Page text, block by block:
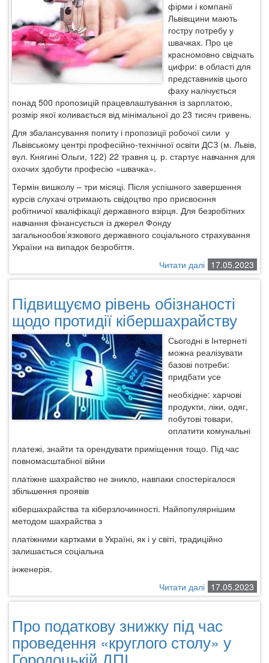
фірми і компанії
Львівщини мають
гостру потребу у
швачках. Про це
красномовно свідчать
цифри: в області для
представників цього
фаху налічується
понад 500 пропозицій працевлаштування із зарплатою,
розмір якої коливається від мінімальної до 23 тисяч гривень.
Для збалансування попиту і пропозиції робочої сили у
Львівському центрі професійно-технічної освіти ДСЗ (м. Львів,
вул. Княгині Ольги, 122) 22 травня ц. р. стартує навчання для
охочих здобути професію «швачка».
Термін вишколу – три місяці. Після успішного завершення
курсів слухачі отримають свідоцтво про присвоєння
робітничої кваліфікації державного взірця. Для безробітних
навчання фінансується із джерел Фонду
загальнообов’язкового державного соціального страхування
України на випадок безробіття.
17.05.2023
Читати далі про
У
ЦПТО
ДСЗ
стартує
навчання
за
професією
«швачка»
Підвищуємо рівень обізнаності
щодо протидії кібершахрайству
Сьогодні в Інтернеті
можна реалізувати
базові потреби:
придбати усе
необхідне: харчові
продукти, ліки, одяг,
побутові товари,
оплатити комунальні
платежі, знайти та орендувати приміщення тощо. Під час
повномасштабної війни
платіжне шахрайство не зникло, навпаки спостерігалося
збільшення проявів
кібершахрайства та кіберзлочинності. Найпопулярнішим
методом шахрайства з
платіжними картками в Україні, як і у світі, традиційно
залишається соціальна
інженерія.
17.05.2023
Читати далі про
Підвищуємо
обізнаності
щодо
протидії
Про податкову знижку під час
проведення «круглого столу» у